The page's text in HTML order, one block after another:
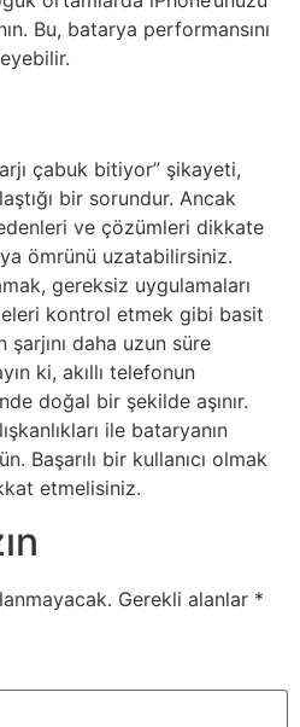
Bu, batarya performansını
çabuk bitiyor” şikayeti,
bir sorundur. Ancak
ve çözümleri dikkate
ömrünü uzatabilirsiniz.
gereksiz uygulamaları
kontrol etmek gibi basit
şarjını daha uzun süre
ki, akıllı telefonun
doğal bir şekilde aşınır.
ile bataryanın
Başarılı bir kullanıcı olmak
etmelisiniz.
Gerekli alanlar *